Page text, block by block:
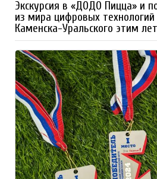
Экскурсия в «ДОДО Пицца» и
из мира цифровых
Каменска-Уральского этим